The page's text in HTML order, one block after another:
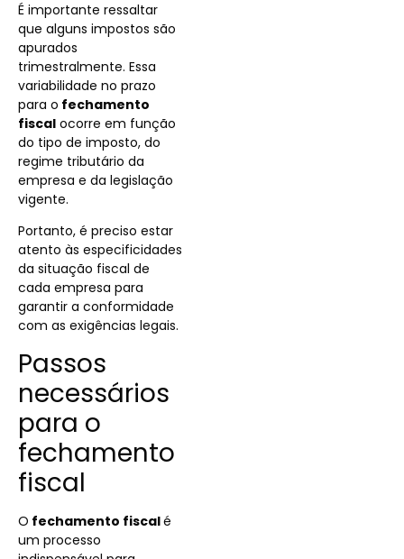
É importante ressaltar
que alguns impostos são
apurados
trimestralmente. Essa
variabilidade no prazo
para o fechamento
fiscal ocorre em função
do tipo de imposto, do
regime tributário da
empresa e da legislação
vigente.
Portanto, é preciso estar
atento às especificidades
da situação fiscal de
cada empresa para
garantir a conformidade
com as exigências legais.
Passos
necessários
para o
fechamento
fiscal
O fechamento fiscalé
um processo